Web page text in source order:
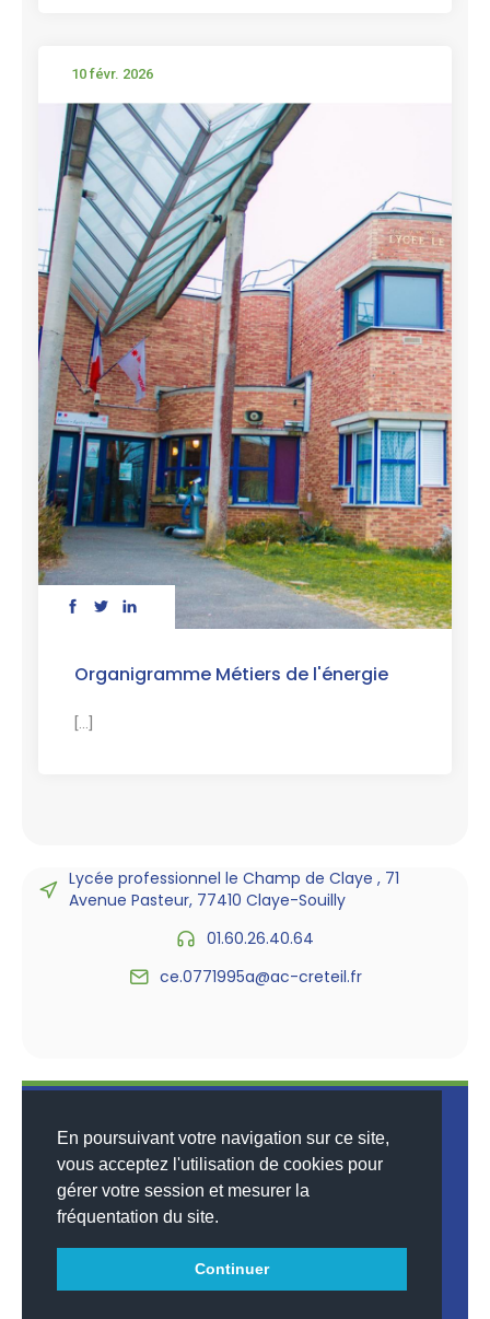
En poursuivant votre navigation sur ce site,
vous acceptez l'utilisation de cookies pour
gérer votre session et mesurer la
fréquentation du site.
Continuer
10 févr. 2026
Organigramme Métiers de l'énergie
[...]
Lycée professionnel le Champ de Claye , 71
Avenue Pasteur, 77410 Claye-Souilly
01.60.26.40.64
ce.0771995a@ac-creteil.fr
© 2026
INNOVATIONS™